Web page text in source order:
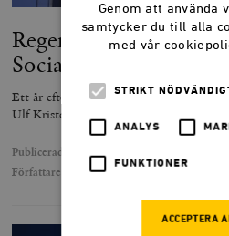
Regeringen har blivit
Socialdemokraternas
Ett år efter valsegern är kommunikativ
Ulf Kristerssons regering.
Publicerad
11 september 2023
Författare Jonas Gummesson
Genom att använda
samtycker du till alla
med vår
STRIKT
ANALYS
FUNKTIONER
ACCEPTERA